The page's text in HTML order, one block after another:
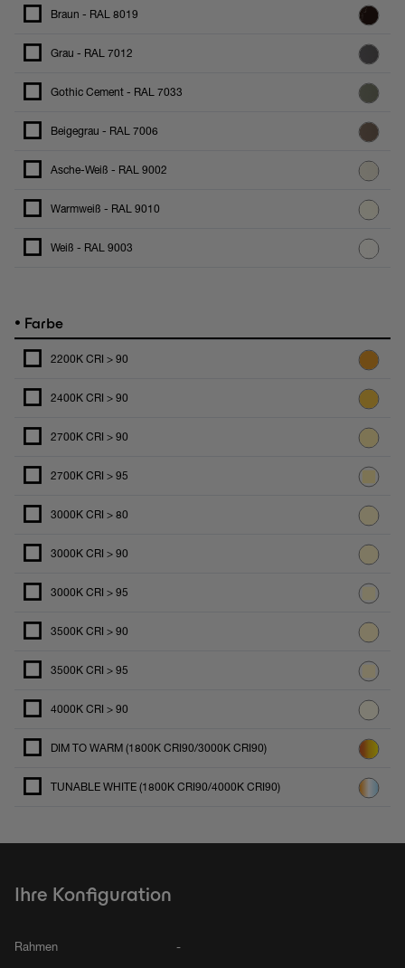
Braun - RAL 8019
Grau - RAL 7012
Gothic Cement - RAL 7033
Beigegrau - RAL 7006
Asche-Weiß - RAL 9002
Warmweiß - RAL 9010
Weiß - RAL 9003
• Farbe
2200K CRI > 90
2400K CRI > 90
2700K CRI > 90
2700K CRI > 95
3000K CRI > 80
3000K CRI > 90
3000K CRI > 95
3500K CRI > 90
3500K CRI > 95
4000K CRI > 90
DIM TO WARM (1800K CRI90/3000K CRI90)
TUNABLE WHITE (1800K CRI90/4000K CRI90)
Ihre Konfiguration
Rahmen -